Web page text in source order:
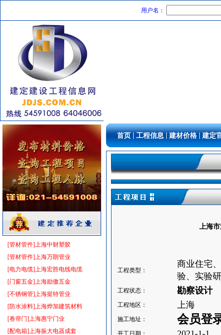
用户名：
[管材管件]上海中财塑胶
[管材管件]上海万朗管业
[电力电缆]上海宏胜电线电缆
[门窗五金]上海励傲五金
[不锈钢管]上海挺特管业
[防水涂料]上海烨加建筑材料
[卷帘门]上海惠宁门业
[配电箱]上海振大电器成套
变配电 [采购中]
防水防腐 [采购中]
变配电 [采购中]
光源灯具 [采购中]
高级地砖 [采购中]
客梯 [采购中]
仪器仪表 [采购中]
仪器仪表 [采购中]
水泵 [采购中]
空调设备 [采购中]
石英灯 [采购中]
高压电器 [采购中]
给排水系统 [采购中]
油漆涂料 [采购中]
防雷接地 [采购中]
变配电 [采购中]
防水防腐 [采购中]
防水防腐 [采购中]
墙地面砖
[采购中]
变配电
[采购中]
消防系统
[采购中]
给排水管件
[采购中]
吸顶灯
[采购中]
高级地砖
[采购中]
消防稳压泵 [采购中]
首页 工程信息 建材价格 建定
上海
工程类型：
商业住宅
验、实验
工程状态： 勘察设计
工程地区： 上海
施工地址： 会员登
开工日期：